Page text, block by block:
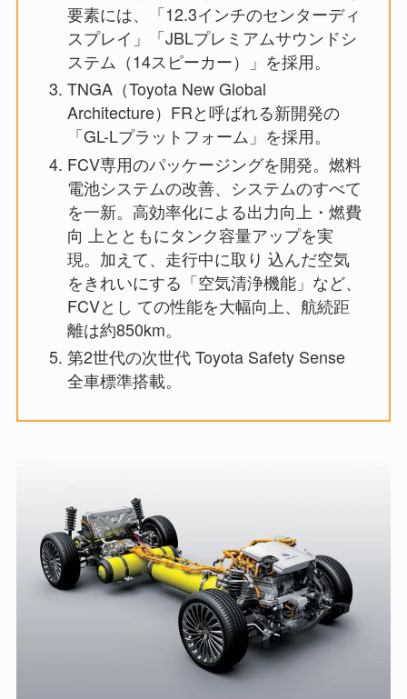
要素には、「12.3インチのセンターディ
スプレイ」「JBLプレミアムサウンドシ
ステム（14スピーカー）」を採用。
TNGA（Toyota New Global
Architecture）FRと呼ばれる新開発の
「GL-Lプラットフォーム」を採用。
FCV専用のパッケージングを開発。燃料
電池システムの改善、システムのすべて
を一新。高効率化による出力向上・燃費
向 上とともにタンク容量アップを実
現。加えて、走行中に取り 込んだ空気
をきれいにする「空気清浄機能」など、
FCVとし ての性能を大幅向上、航続距
離は約850km。
第2世代の次世代 Toyota Safety Sense
全車標準搭載。